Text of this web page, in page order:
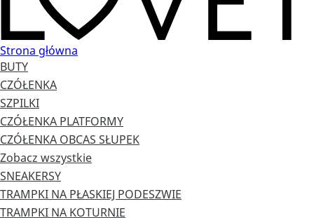
Strona główna
BUTY
CZÓŁENKA
SZPILKI
CZÓŁENKA PLATFORMY
CZÓŁENKA OBCAS SŁUPEK
Zobacz wszystkie
SNEAKERSY
TRAMPKI NA PŁASKIEJ PODESZWIE
TRAMPKI NA KOTURNIE